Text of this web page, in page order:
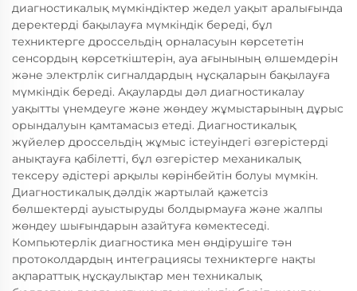
диагностикалық мүмкіндіктер жедел уақыт аралығында
деректерді бақылауға мүмкіндік береді, бұл
техниктерге дроссельдің орналасуын көрсететін
сенсордың көрсеткіштерін, ауа ағынының өлшемдерін
және электрлік сигналдардың нұсқаларын бақылауға
мүмкіндік береді. Ақауларды дәл диагностикалау
уақытты үнемдеуге және жөндеу жұмыстарының дұрыс
орындалуын қамтамасыз етеді. Диагностикалық
жүйелер дроссельдің жұмыс істеуіндегі өзгерістерді
анықтауға қабілетті, бұл өзгерістер механикалық
тексеру әдістері арқылы көрінбейтін болуы мүмкін.
Диагностикалық дәлдік жартылай қажетсіз
бөлшектерді ауыстыруды болдырмауға және жалпы
жөндеу шығындарын азайтуға көмектеседі.
Компьютерлік диагностика мен өндірушіге тән
протоколдардың интеграциясы техниктерге нақты
ақпараттық нұсқаулықтар мен техникалық